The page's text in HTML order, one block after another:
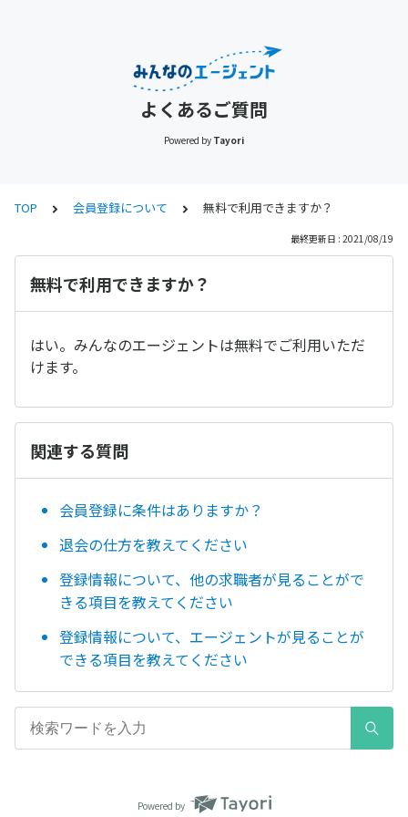
よくあるご質問
Powered by Tayori
TOP 会員登録について 無料で利用できますか？
最終更新日 : 2021/08/19
無料で利用できますか？
はい。みんなのエージェントは無料でご利用いただ
けます。
関連する質問
会員登録に条件はありますか？
退会の仕方を教えてください
登録情報について、他の求職者が見ることがで
きる項目を教えてください
登録情報について、エージェントが見ることが
できる項目を教えてください
Powered by